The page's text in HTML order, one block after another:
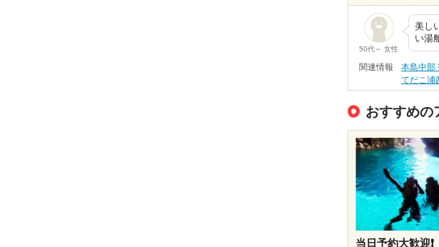
50代～ 女性
美し
い湯
関連情報 本島中部
てだこ浦
おすすめの
当日予約大歓迎